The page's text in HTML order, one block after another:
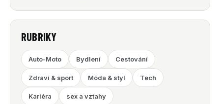
RUBRIKY
Auto-Moto Bydlení Cestování
Zdraví & sport Móda & styl Tech
Kariéra sex a vztahy